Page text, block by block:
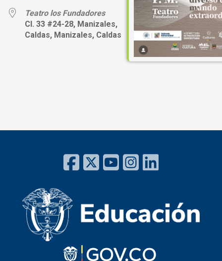
Teatro los Fundadores
Cl. 33 #24-28, Manizales,
Caldas, Manizales, Caldas